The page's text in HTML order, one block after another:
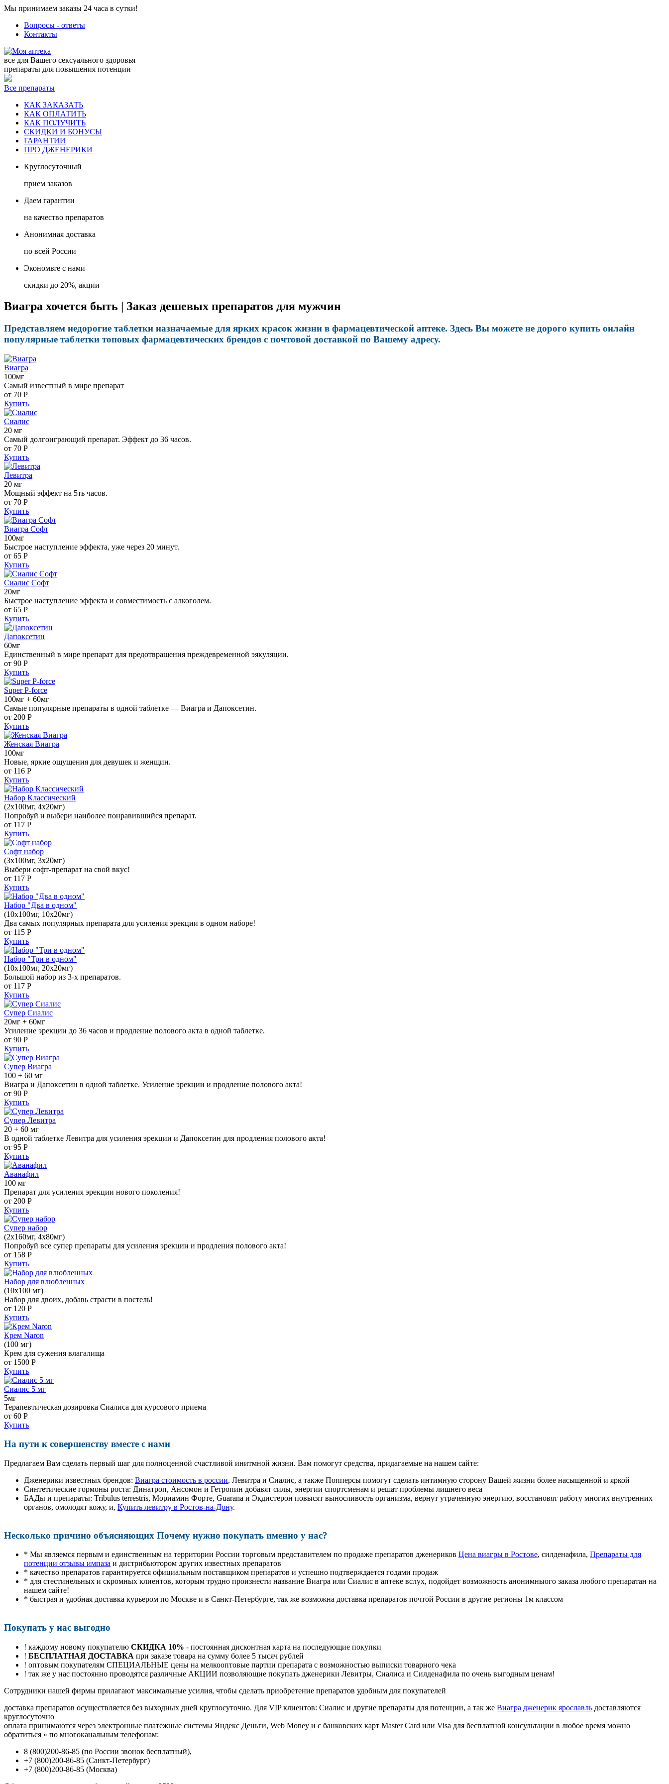
Мы принимаем заказы 24 часа в сутки!
Вопросы - ответы
Контакты
все для Вашего сексуального здоровья
препараты для повышения потенции
Все препараты
КАК ЗАКАЗАТЬ
КАК ОПЛАТИТЬ
КАК ПОЛУЧИТЬ
СКИДКИ И БОНУСЫ
ГАРАНТИИ
ПРО ДЖЕНЕРИКИ
Круглосуточный
прием заказов
Даем гарантии
на качество препаратов
Анонимная доставка
по всей России
Экономьте с нами
скидки до 20%, акции
Виагра хочется быть | Заказ дешевых препаратов для мужчин
Представляем недорогие таблетки назначаемые для ярких красок жизни в фармацевтической аптеке. Здесь Вы можете не дорого купить онлайн
популярные таблетки топовых фармацевтических брендов с почтовой доставкой по Вашему адресу.
Виагра
100мг
Самый известный в мире препарат
от 70 Р
Купить
Сиалис
20 мг
Самый долгоиграющий препарат. Эффект до 36 часов.
от 70 Р
Купить
Левитра
20 мг
Мощный эффект на 5ть часов.
от 70 Р
Купить
Виагра Софт
100мг
Быстрое наступление эффекта, уже через 20 минут.
от 65 Р
Купить
Сиалис Софт
20мг
Быстрое наступление эффекта и совместимость с алкоголем.
от 65 Р
Купить
Дапоксетин
60мг
Единственный в мире препарат для предотвращения преждевременной эякуляции.
от 90 Р
Купить
Super P-force
100мг + 60мг
Самые популярные препараты в одной таблетке — Виагра и Дапоксетин.
от 200 Р
Купить
Женская Виагра
100мг
Новые, яркие ощущения для девушек и женщин.
от 116 Р
Купить
Набор Классический
(2x100мг, 4x20мг)
Попробуй и выбери наиболее понравившийся препарат.
от 117 Р
Купить
Софт набор
(3x100мг, 3x20мг)
Выбери софт-препарат на свой вкус!
от 117 Р
Купить
Набор "Два в одном"
(10x100мг, 10x20мг)
Два самых популярных препарата для усиления эрекции в одном наборе!
от 115 Р
Купить
Набор "Три в одном"
(10x100мг, 20x20мг)
Большой набор из 3-х препаратов.
от 117 Р
Купить
Супер Сиалис
20мг + 60мг
Усиление эрекции до 36 часов и продление полового акта в одной таблетке.
от 90 Р
Купить
Супер Виагра
100 + 60 мг
Виагра и Дапоксетин в одной таблетке. Усиление эрекции и продление полового акта!
от 90 Р
Купить
Супер Левитра
20 + 60 мг
В одной таблетке Левитра для усиления эрекции и Дапоксетин для продления полового акта!
от 95 Р
Купить
Аванафил
100 мг
Препарат для усиления эрекции нового поколения!
от 200 Р
Купить
Супер набор
(2х160мг, 4х80мг)
Попробуй все супер препараты для усиления эрекции и продления полового акта!
от 158 Р
Купить
Набор для влюбленных
(10х100 мг)
Набор для двоих, добавь страсти в постель!
от 120 Р
Купить
Крем Naron
(100 мг)
Крем для сужения влагалища
от 1500 Р
Купить
Сиалис 5 мг
5мг
Терапевтическая дозировка Сиалиса для курсового приема
от 60 Р
Купить
На пути к совершенству вместе с нами
Предлагаем Вам сделать первый шаг для полноценной счастливой инитмной жизни. Вам помогут средства, придагаемые на нашем сайте:
Дженерики известных брендов: Виагра стоимость в россии, Левитра и Сиалис, а также Попперсы помогут сделать интимную сторону Вашей жизни более насыщенной и яркой
Синтетические гормоны роста: Динатроп, Ансомон и Гетропин добавят силы, энергии спортсменам и решат проблемы лишнего веса
БАДы и препараты: Tribulus terrestris, Мориамин Форте, Guarana и Экдистерон повысят выносливость организма, вернут утраченную энергию, восстановят работу многих внутренних
органов, омолодят кожу, и, Купить левитру в Ростов-на-Дону.
Несколько причино объясняющих Почему нужно покупать именно у нас?
* Мы являемся первым и единственным на территории России торговым представителем по продаже препаратов дженериков Цена виагры в Ростове, силденафила, Препараты для
потенции отзывы импаза и дистрибьютором других известных препаратов
* качество препаратов гарантируется официальным поставщиком препаратов и успешно подтверждается годами продаж
* для стестинельных и скромных клиентов, которым трудно произнести название Виагра или Сиалис в аптеке вслух, подойдет возможность анонимныого заказа любого препаратан на
нашем сайте!
* быстрая и удобная доставка курьером по Москве и в Санкт-Петербурге, так же возможна доставка препаратов почтой России в другие регионы 1м классом
Покупать у нас выгодно
! каждому новому покупателю СКИДКА 10% - постоянная дисконтная карта на последующие покупки
! БЕСПЛАТНАЯ ДОСТАВКА при заказе товара на сумму более 5 тысяч рублей
! оптовым покупателям СПЕЦИАЛЬНЫЕ цены на мелкооптовые партии препарата с возможностью выписки товарного чека
! так же у нас постоянно проводятся различные АКЦИИ позволяющие покупать дженерики Левитры, Сиалиса и Силденафила по очень выгодным ценам!
Cотрудники нашей фирмы прилагают максимальные усилия, чтобы сделать приобретение препаратов удобным для покупателей
доставка препаратов осуществляется без выходных дней круглосуточно. Для VIP клиентов: Сиалис и другие препараты для потенции, а так же Виагра дженерик ярославль доставляются
круглосуточно
оплата принимаются через электронные платежные системы Яндекс Деньги, Web Money и с банковских карт Master Card или Visa для бесплатной консультации в любое время можно
обратиться » по многоканальным телефонам:
8 (800)200-86-85 (по России звонок бесплатный),
+7 (800)200-86-85 (Санкт-Петербург)
+7 (800)200-86-85 (Москва)